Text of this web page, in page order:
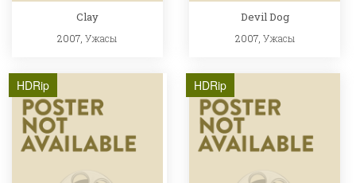
Clay
2007,Ужасы
Devil Dog
2007, Ужасы
HDRip HDRip